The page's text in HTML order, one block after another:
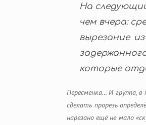
На
чем вчера:
вырезание
которые
Пересменка… И группа,
сделать прорезь
нарезано ещё не мало